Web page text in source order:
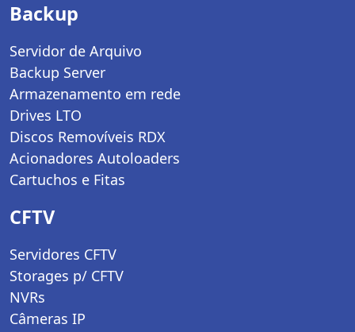
Backup
Servidor de Arquivo
Backup Server
Armazenamento em rede
Drives LTO
Discos Removíveis RDX
Acionadores Autoloaders
Cartuchos e Fitas
CFTV
Servidores CFTV
Storages p/ CFTV
NVRs
Câmeras IP